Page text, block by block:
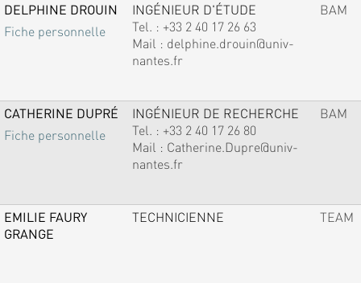
DELPHINE DROUIN
Fiche personnelle
INGÉNIEUR D'ÉTUDE
Tel. : +33 2 40 17 26 63
Mail : delphine.drouin@univ-
nantes.fr
BAM
CATHERINE DUPRÉ
Fiche personnelle
INGÉNIEUR DE RECHERCHE
Tel. : +33 2 40 17 26 80
Mail : Catherine.Dupre@univ-
nantes.fr
BAM
EMILIE FAURY
GRANGE
TECHNICIENNE TEAM